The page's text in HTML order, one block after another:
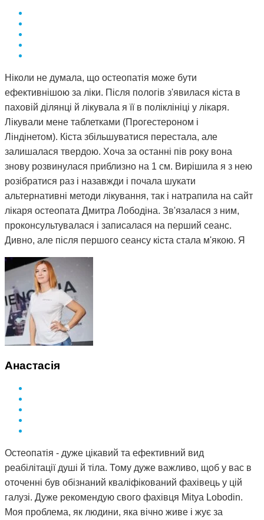
Ніколи не думала, що остеопатія може бути
ефективнішою за ліки. Після пологів з'явилася кіста в
паховій ділянці й лікувала я її в поліклініці у лікаря.
Лікували мене таблетками (Прогестероном і
Ліндінетом). Кіста збільшуватися перестала, але
залишалася твердою. Хоча за останні пів року вона
знову розвинулася приблизно на 1 см. Вирішила я з нею
розібратися раз і назавжди і почала шукати
альтернативні методи лікування, так і натрапила на сайт
лікаря остеопата Дмитра Лободіна. Зв'язалася з ним,
проконсультувалася і записалася на перший сеанс.
Дивно, але після першого сеансу кіста стала м'якою. Я
почала відвідувати сеанси за призначенням Дмитра і
через 3 місяці вона повністю розсмокталася. Як це
працює, взагалі не розумію. Те, чого ліки не змогли
зробити за півтора року, зміг зробити Дмитро і за такий
невеликий термін. Лікар у поліклініці сказав, що мені
просто пощастило і я на досвідченого фахівця
натрапила. А ще кажуть, що здоров'я за гроші не купиш.
Анастасія
Остеопатія - дуже цікавий та ефективний вид
реабілітації душі й тіла. Тому дуже важливо, щоб у вас в
оточенні був обізнаний кваліфікований фахівець у цій
галузі. Дуже рекомендую свого фахівця Mitya Lobodin.
Моя проблема, як людини, яка вічно живе і жує за